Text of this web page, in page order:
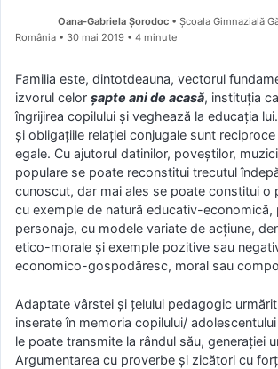
Oana-Gabriela Șorodoc • Școala Gimnazială
România
30 mai 2019 • 4 minute
Familia este, dintotdeauna, vectorul
izvorul celor șapte ani de acasă, instituția
îngrijirea copilului și veghează la educația
și obligațiile relației conjugale sunt
egale. Cu ajutorul datinilor, poveștilor,
populare se poate reconstitui trecutul
cunoscut, dar mai ales se poate constitui o
cu exemple de natură educativ-economică,
personaje, cu modele variate de acțiune,
etico-morale și exemple pozitive sau
economico-gospodăresc, moral sau
Adaptate vârstei și țelului pedagogic
inserate în memoria copilului/
le poate transmite la rândul său, generației
Argumentarea cu proverbe și zicători cu